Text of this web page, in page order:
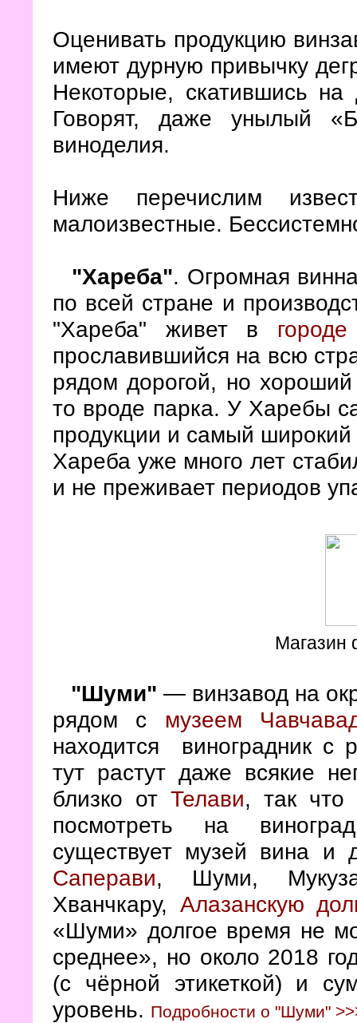
Оценивать продукцию
имеют дурную привычку
Некоторые, скатившись
Говорят, даже унылый
виноделия.
Ниже перечислим
малоизвестные.
"Хареба". Огромная
по всей стране и
"Хареба" живет в
прославившийся на всю
рядом дорогой, но
то вроде парка. У Харебы
продукции и самый
Хареба уже много лет
и не преживает периодов
Магазин
"Шуми" — винзавод на
рядом с музеем
находится виноградник
тут растут даже всякие
близко от Телави, так что
посмотреть на
существует музей вина и
Саперави, Шуми,
Хванчкару, Алазанскую
«Шуми» долгое время не
среднее», но около 2018
(с чёрной этикеткой) и
уровень. Подробности о "Шуми"